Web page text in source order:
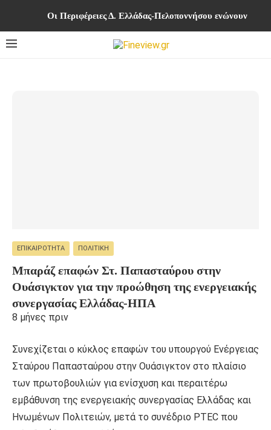
Οι Περιφέρειες Δ. Ελλάδας-Πελοποννήσου ενώνουν
ΕΠΙΚΑΙΡΌΤΗΤΑ ΠΟΛΙΤΙΚΉ
Μπαράζ επαφών Στ. Παπασταύρου στην
Ουάσιγκτον για την προώθηση της ενεργειακής
συνεργασίας Ελλάδας-ΗΠΑ
8 μήνες πριν
Συνεχίζεται ο κύκλος επαφών του υπουργού Ενέργειας
Σταύρου Παπασταύρου στην Ουάσιγκτον στο πλαίσιο
των πρωτοβουλιών για ενίσχυση και περαιτέρω
εμβάθυνση της ενεργειακής συνεργασίας Ελλάδας και
Ηνωμένων Πολιτειών, μετά το συνέδριο PTEC που